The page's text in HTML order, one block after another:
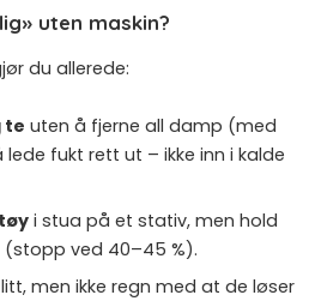
uten maskin?
du allerede:
te uten å fjerne all damp (med
fukt rett ut – ikke inn i kalde
i stua på et stativ, men hold
ved 40–45 %).
men ikke regn med at de løser